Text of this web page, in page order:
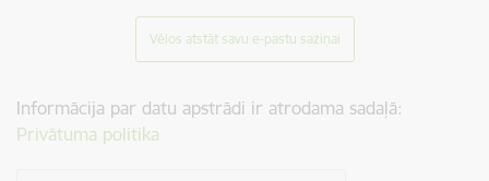
Vēlos atstāt savu e-pastu saziņai
Informācija par datu apstrādi ir atrodama sadaļā:
Privātuma politika